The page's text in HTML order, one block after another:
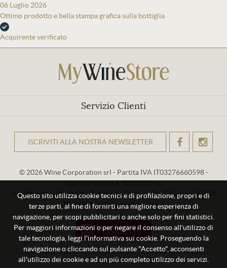
06 Luglio 2026
Ottimo prodotto e bella stampa grafica sulla bottiglia
Acquirente verificato
Servizio Clienti
Questo sito utilizza cookie tecnici e di profilazione, propri e di
terze parti, al fine di fornirti una migliore esperienza di
navigazione, per scopi pubblicitari o anche solo per fini statistici.
Per maggiori informazioni o per negare il consenso all'utilizzo di
tale tecnologia, leggi l'informativa sui cookie. Proseguendo la
navigazione o cliccando sul pulsante "Accetto", acconsenti
all'utilizzo dei cookie e ad un più completo utilizzo dei servizi.
ISCRIVITI ALLA NOSTRA NEWSLETTEROK
© 2026 Wine Corporation srl - Partita IVA IT03276660598 -
Capitale sociale € 10.000,00 i.v.
Via Sabaudia, 56 - 04017 San Felice Circeo (LT) - ITALIA - +39 334
29 93 956 - info@mywinestore.it